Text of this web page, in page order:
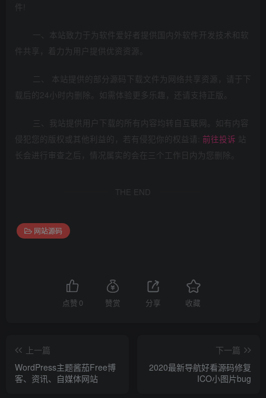
件!
一、本站致力于为软件爱好者提供国内外软件开发技术和软
件共享，着力为用户提供优资资源。
二、 本站提供的部分源码下载文件为网络共享资源，请于下
载后的24小时内删除。如需体验更多乐趣，还请支持正版。
三、我站提供用户下载的所有内容均转自互联网。如有内容
侵犯您的版权或其他利益的，若有侵犯你的权益请: 前往投诉 站
长会进行审查之后，情况属实的会在三个工作日内为您删除。
THE END
网站源码
点赞 0 赞赏 分享 收藏
上一篇
WordPress主题酱茄Free博
客、资讯、自媒体网站
下一篇
2020最新导航好看源码修复
ICO小图片bug